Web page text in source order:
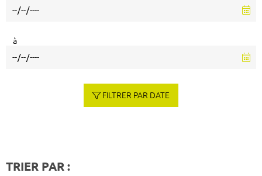
à
FILTRER PAR DATE
TRIER PAR :